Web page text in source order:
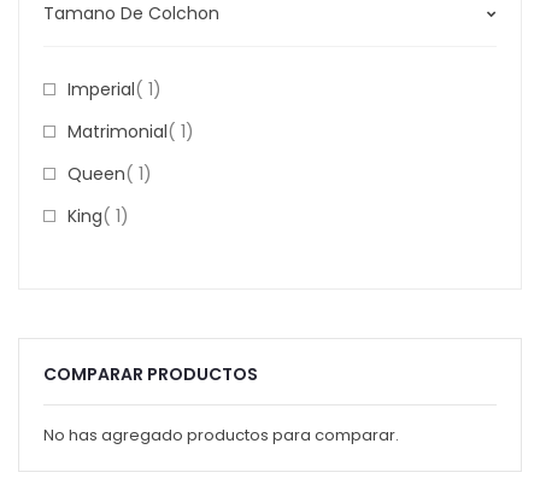
Tamano De Colchon
Imperial 1Item
Matrimonial 1Item
Queen 1Item
King 1Item
COMPARAR PRODUCTOS
No has agregado productos para comparar.